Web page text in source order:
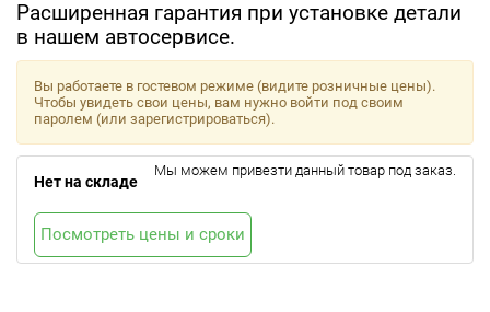
Расширенная гарантия при установке детали
в нашем автосервисе.
Вы работаете в гостевом режиме (видите розничные цены).
Чтобы увидеть свои цены, вам нужно войти под своим
паролем (или зарегистрироваться).
Нет на складе
Мы можем привезти данный товар под заказ.
Посмотреть цены и сроки